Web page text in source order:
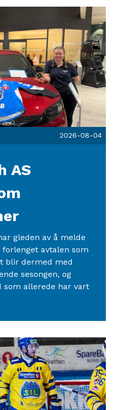
2026-08-04
AS
gleden av å melde
avtalen som
blir dermed med
sesongen, og
som allerede har vart
for sesongen 2026/27